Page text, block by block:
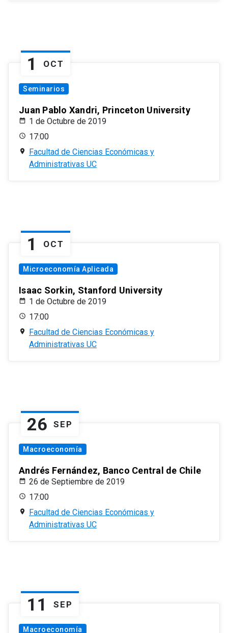
1 OCT
Seminarios
Juan Pablo Xandri, Princeton University
1 de Octubre de 2019
17:00
Facultad de Ciencias Económicas y
Administrativas UC
1 OCT
Microeconomía Aplicada
Isaac Sorkin, Stanford University
1 de Octubre de 2019
17:00
Facultad de Ciencias Económicas y
Administrativas UC
26 SEP
Macroeconomía
Andrés Fernández, Banco Central de Chile
26 de Septiembre de 2019
17:00
Facultad de Ciencias Económicas y
Administrativas UC
11 SEP
Macroeconomía